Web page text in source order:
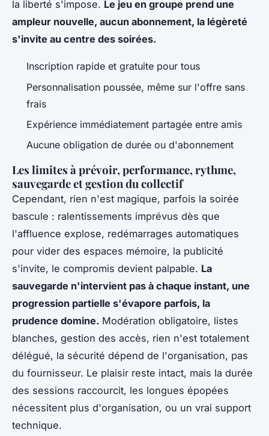
la liberté s'impose. Le jeu en groupe prend une
ampleur nouvelle, aucun abonnement, la légèreté
s'invite au centre des soirées.
Inscription rapide et gratuite pour tous
Personnalisation poussée, même sur l'offre sans
frais
Expérience immédiatement partagée entre amis
Aucune obligation de durée ou d'abonnement
Les limites à prévoir, performance, rythme,
sauvegarde et gestion du collectif
Cependant, rien n'est magique, parfois la soirée
bascule : ralentissements imprévus dès que
l'affluence explose, redémarrages automatiques
pour vider des espaces mémoire, la publicité
s'invite, le compromis devient palpable. La
sauvegarde n'intervient pas à chaque instant, une
progression partielle s'évapore parfois, la
prudence domine. Modération obligatoire, listes
blanches, gestion des accès, rien n'est totalement
délégué, la sécurité dépend de l'organisation, pas
du fournisseur. Le plaisir reste intact, mais la durée
des sessions raccourcit, les longues épopées
nécessitent plus d'organisation, ou un vrai support
technique.